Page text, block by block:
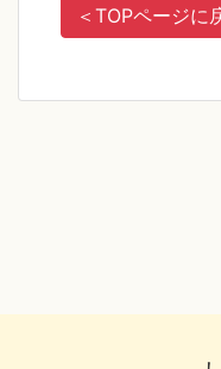
＜ TOPページに